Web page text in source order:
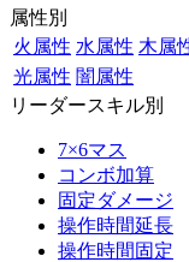
属性別
火属性 水属性 木属
光属性 闇属性
リーダースキル別
7×6マス
コンボ加算
固定ダメージ
操作時間延長
操作時間固定